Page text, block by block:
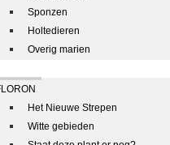
Sponzen
Holtedieren
Overig marien
Het Nieuwe Strepen
Witte gebieden